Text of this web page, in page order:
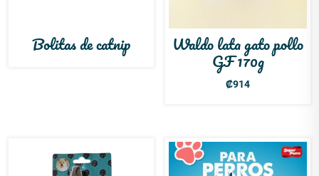
Bolitas de catnip Waldo lata gato pollo
GF 170g
₡914